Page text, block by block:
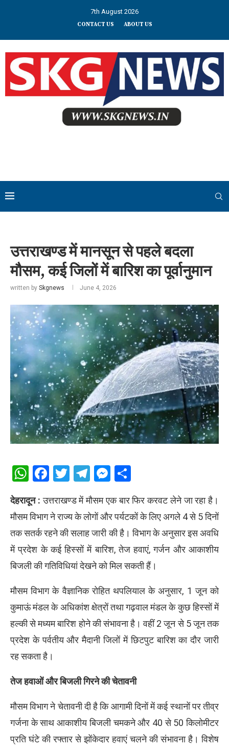
7th August 2026
CONTACT US ABOUT US
उत्तराखण्ड में मानसून से पहले बदला
मौसम, कई जिलों में बारिश का पूर्वानुमान
written by Skgnews June 4, 2026
WhatsApp
Facebook
Twitter
Telegram
Messenger
देहरादून : उत्तराखण्ड में मौसम एक बार फिर करवट लेने जा रहा है।
मौसम विभाग ने राज्य के लोगों और पर्यटकों के लिए अगले 4 से 5 दिनों
तक सतर्क रहने की सलाह जारी की है। विभाग के अनुसार इस अवधि
में प्रदेश के कई हिस्सों में बारिश, तेज हवाएं, गर्जन और आकाशीय
बिजली की गतिविधियां देखने को मिल सकती हैं।
मौसम विभाग के वैज्ञानिक रोहित थपलियाल के अनुसार, 1 जून को
कुमाऊं मंडल के अधिकांश क्षेत्रों तथा गढ़वाल मंडल के कुछ हिस्सों में
हल्की से मध्यम बारिश होने की संभावना है। वहीं 2 जून से 5 जून तक
प्रदेश के पर्वतीय और मैदानी जिलों में छिटपुट बारिश का दौर जारी
रह सकता है।
तेज हवाओं और बिजली गिरने की चेतावनी
मौसम विभाग ने चेतावनी दी है कि आगामी दिनों में कई स्थानों पर तीव्र
गर्जना के साथ आकाशीय बिजली चमकने और 40 से 50 किलोमीटर
प्रति घंटे की रफ्तार से झोंकेदार हवाएं चलने की संभावना है। विशेष